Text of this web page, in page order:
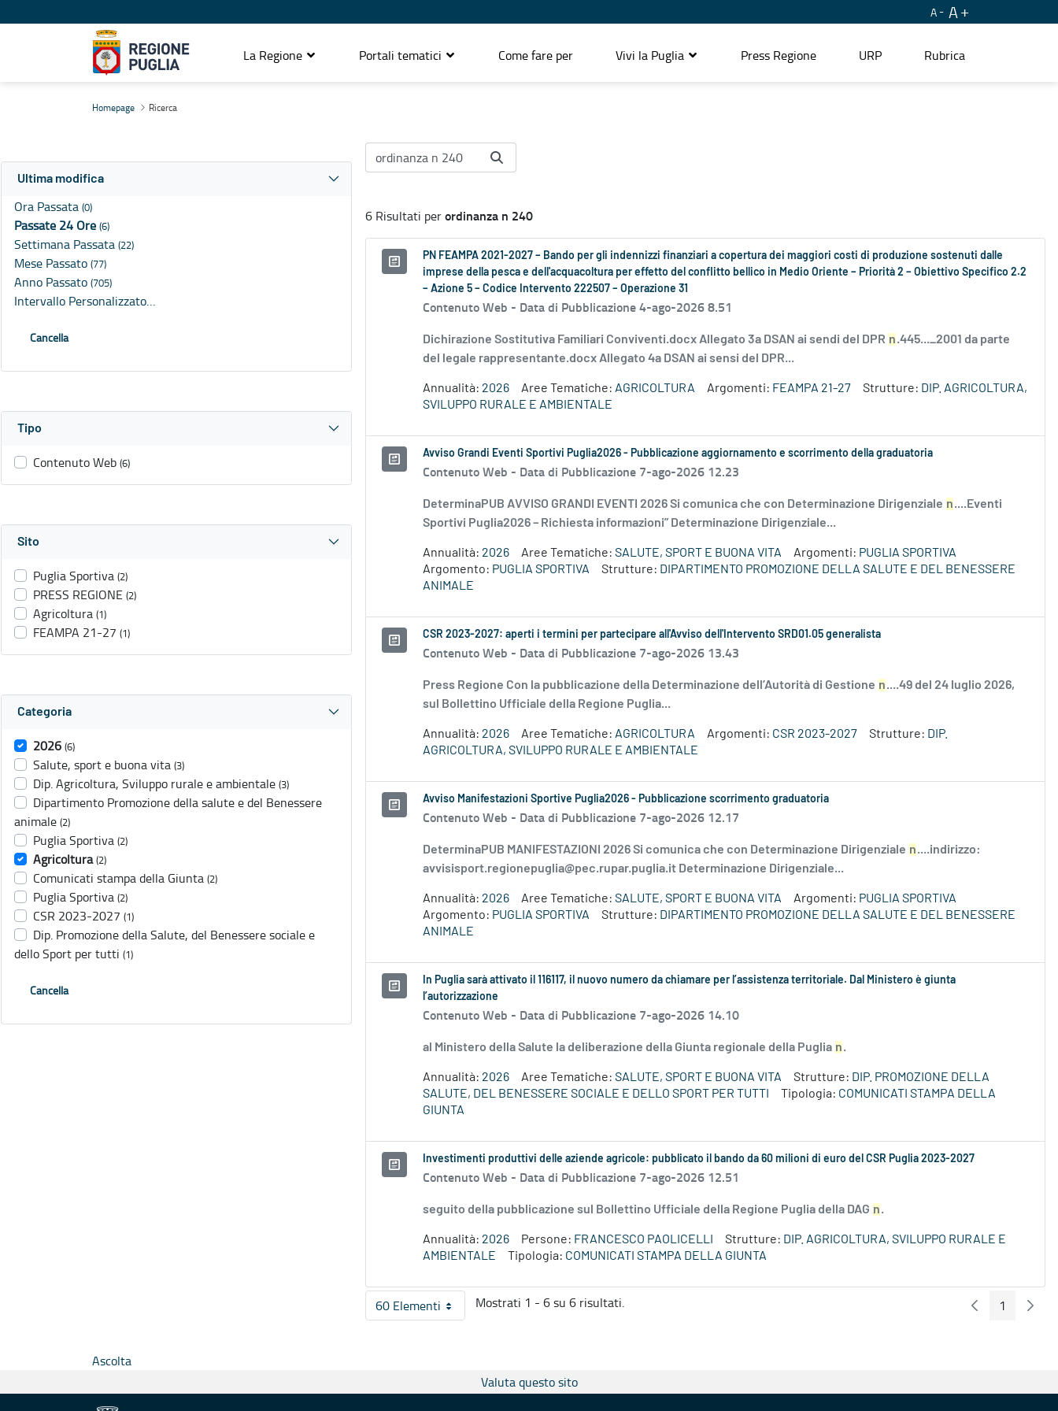
A A
La Regione Portali tematici Come fare per Vivi la Puglia Press Regione URP Rubrica
Homepage Ricerca
Ultima modifica
Ora Passata (0)
Passate 24 Ore (6)
Settimana Passata (22)
Mese Passato (77)
Anno Passato (705)
Intervallo Personalizzato…
Cancella
Tipo
Contenuto Web (6)
Sito
Puglia Sportiva (2)
PRESS REGIONE (2)
Agricoltura (1)
FEAMPA 21-27 (1)
Categoria
2026 (6)
Salute, sport e buona vita (3)
Dip. Agricoltura, Sviluppo rurale e ambientale (3)
Dipartimento Promozione della salute e del Benessere
animale (2)
Puglia Sportiva (2)
Agricoltura (2)
Comunicati stampa della Giunta (2)
Puglia Sportiva (2)
CSR 2023-2027 (1)
Dip. Promozione della Salute, del Benessere sociale e
dello Sport per tutti (1)
Cancella
6 Risultati perordinanza n 240
PN FEAMPA 2021-2027 – Bando per gli indennizzi finanziari a copertura dei maggiori costi di produzione sostenuti dalle
imprese della pesca e dell'acquacoltura per effetto del conflitto bellico in Medio Oriente – Priorità 2 – Obiettivo Specifico 2.2
– Azione 5 – Codice Intervento 222507 – Operazione 31
Contenuto Web - Data di Pubblicazione 4-ago-2026 8.51
Dichirazione Sostitutiva Familiari Conviventi.docx Allegato 3a DSAN ai sendi del DPR n.445..._2001 da parte
del legale rappresentante.docx Allegato 4a DSAN ai sensi del DPR...
Annualità: 2026 Aree Tematiche: AGRICOLTURA Argomenti: FEAMPA 21-27 Strutture: DIP. AGRICOLTURA,
SVILUPPO RURALE E AMBIENTALE
Avviso Grandi Eventi Sportivi Puglia2026 - Pubblicazione aggiornamento e scorrimento della graduatoria
Contenuto Web - Data di Pubblicazione 7-ago-2026 12.23
DeterminaPUB AVVISO GRANDI EVENTI 2026 Si comunica che con Determinazione Dirigenziale n....Eventi
Sportivi Puglia2026 – Richiesta informazioni” Determinazione Dirigenziale...
Annualità: 2026 Aree Tematiche: SALUTE, SPORT E BUONA VITA Argomenti: PUGLIA SPORTIVA
Argomento: PUGLIA SPORTIVA Strutture: DIPARTIMENTO PROMOZIONE DELLA SALUTE E DEL BENESSERE
ANIMALE
CSR 2023-2027: aperti i termini per partecipare all'Avviso dell'Intervento SRD01.05 generalista
Contenuto Web - Data di Pubblicazione 7-ago-2026 13.43
Press Regione Con la pubblicazione della Determinazione dell’Autorità di Gestione n....49 del 24 luglio 2026,
sul Bollettino Ufficiale della Regione Puglia...
Annualità: 2026 Aree Tematiche: AGRICOLTURA Argomenti: CSR 2023-2027 Strutture: DIP.
AGRICOLTURA, SVILUPPO RURALE E AMBIENTALE
Avviso Manifestazioni Sportive Puglia2026 - Pubblicazione scorrimento graduatoria
Contenuto Web - Data di Pubblicazione 7-ago-2026 12.17
DeterminaPUB MANIFESTAZIONI 2026 Si comunica che con Determinazione Dirigenziale n....indirizzo:
avvisisport.regionepuglia@pec.rupar.puglia.it Determinazione Dirigenziale...
Annualità: 2026 Aree Tematiche: SALUTE, SPORT E BUONA VITA Argomenti: PUGLIA SPORTIVA
Argomento: PUGLIA SPORTIVA Strutture: DIPARTIMENTO PROMOZIONE DELLA SALUTE E DEL BENESSERE
ANIMALE
In Puglia sarà attivato il 116117, il nuovo numero da chiamare per l’assistenza territoriale. Dal Ministero è giunta
l’autorizzazione
Contenuto Web - Data di Pubblicazione 7-ago-2026 14.10
al Ministero della Salute la deliberazione della Giunta regionale della Puglia n.
Annualità: 2026 Aree Tematiche: SALUTE, SPORT E BUONA VITA Strutture: DIP. PROMOZIONE DELLA
SALUTE, DEL BENESSERE SOCIALE E DELLO SPORT PER TUTTI
Tipologia: COMUNICATI STAMPA DELLA
GIUNTA
Investimenti produttivi delle aziende agricole: pubblicato il bando da 60 milioni di euro del CSR Puglia 2023-2027
Contenuto Web - Data di Pubblicazione 7-ago-2026 12.51
seguito della pubblicazione sul Bollettino Ufficiale della Regione Puglia della DAG n.
Annualità: 2026 Persone: FRANCESCO PAOLICELLI Strutture: DIP. AGRICOLTURA, SVILUPPO RURALE E
AMBIENTALE
Tipologia: COMUNICATI STAMPA DELLA GIUNTA
60 ElementiPer pagina
Mostrati 1 - 6 su 6 risultati. PaginaPagina
1
Ascolta
Valuta questo sito